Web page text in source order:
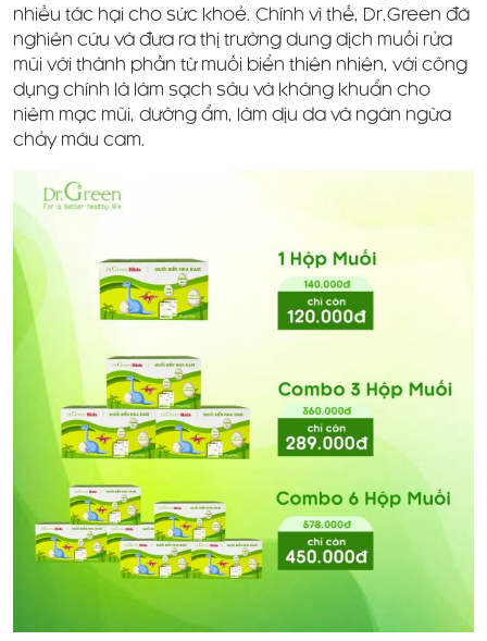
nhiều tác hại cho sức khoẻ. Chính vì thế, Dr.Green đã
nghiên cứu và đưa ra thị trường dung dịch muối rửa
mũi với thành phần từ muối biển thiên nhiên, với công
dụng chính là làm sạch sâu và kháng khuẩn cho
niêm mạc mũi, dưỡng ẩm, làm dịu da và ngăn ngừa
chảy máu cam.